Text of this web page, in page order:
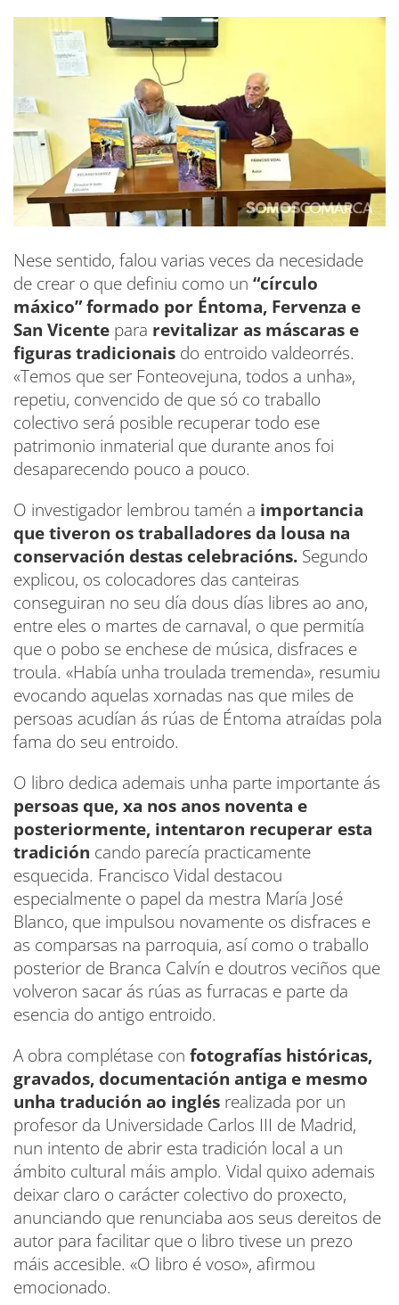
Nese sentido, falou varias veces da necesidade
de crear o que definiu como un “círculo
máxico” formado por Éntoma, Fervenza e
San Vicente para revitalizar as máscaras e
figuras tradicionais do entroido valdeorrés.
«Temos que ser Fonteovejuna, todos a unha»,
repetiu, convencido de que só co traballo
colectivo será posible recuperar todo ese
patrimonio inmaterial que durante anos foi
desaparecendo pouco a pouco.
O investigador lembrou tamén a importancia
que tiveron os traballadores da lousa na
conservación destas celebracións. Segundo
explicou, os colocadores das canteiras
conseguiran no seu día dous días libres ao ano,
entre eles o martes de carnaval, o que permitía
que o pobo se enchese de música, disfraces e
troula. «Había unha troulada tremenda», resumiu
evocando aquelas xornadas nas que miles de
persoas acudían ás rúas de Éntoma atraídas pola
fama do seu entroido.
O libro dedica ademais unha parte importante ás
persoas que, xa nos anos noventa e
posteriormente, intentaron recuperar esta
tradición cando parecía practicamente
esquecida. Francisco Vidal destacou
especialmente o papel da mestra María José
Blanco, que impulsou novamente os disfraces e
as comparsas na parroquia, así como o traballo
posterior de Branca Calvín e doutros veciños que
volveron sacar ás rúas as furracas e parte da
esencia do antigo entroido.
A obra complétase con fotografías históricas,
gravados, documentación antiga e mesmo
unha tradución ao inglés realizada por un
profesor da Universidade Carlos III de Madrid,
nun intento de abrir esta tradición local a un
ámbito cultural máis amplo. Vidal quixo ademais
deixar claro o carácter colectivo do proxecto,
anunciando que renunciaba aos seus dereitos de
autor para facilitar que o libro tivese un prezo
máis accesible. «O libro é voso», afirmou
emocionado.